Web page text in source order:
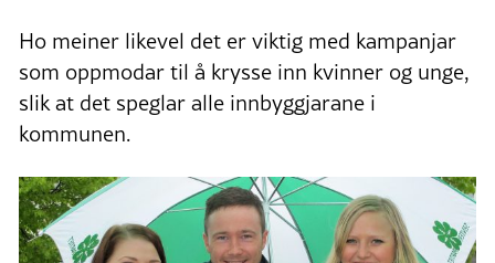
Ho meiner likevel det er viktig med kampanjar
som oppmodar til å krysse inn kvinner og unge,
slik at det speglar alle innbyggjarane i
kommunen.